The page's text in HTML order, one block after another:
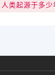
人类起源于多少